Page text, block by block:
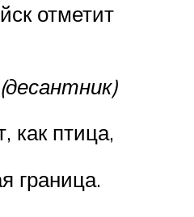
отметит
(десантник)
как птица,
граница.